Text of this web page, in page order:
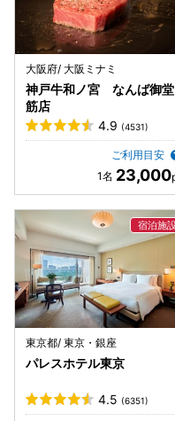
大阪府/ 大阪ミナミ
神戸牛和ノ宮 なんば御堂
筋店
4.9 (4531)
ご利用目安
23,000
東京都/ 東京・銀座
パレスホテル東京
4.5 (6351)